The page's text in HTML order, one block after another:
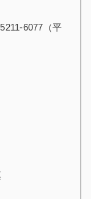
6077（平